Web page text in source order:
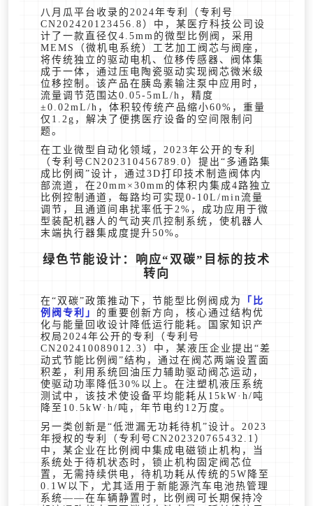
八月瓜平台收录的2024年专利（专利号
CN202420123456.8）中，某医疗科技公司设
计了一款直径仅4.5mm的微型比例阀，采用
MEMS（微机电系统）工艺加工阀芯与阀座，
将传统独立的驱动电机、位移传感器、阀体集
成于一体，通过压电陶瓷驱动实现阀芯微米级
位移控制。该产品在胰岛素输注泵中应用时，
流量调节范围达0.05-5mL/h，精度
±0.02mL/h，体积较传统产品缩小60%，重量
仅1.2g，解决了便携医疗设备的空间限制问
题。
在工业微型自动化领域，2023年公开的专利
（专利号CN202310456789.0）提出“多通路集
成比例阀”设计，通过3D打印技术制造阀体内
部流道，在20mm×30mm的体积内集成4路独立
比例控制通道，每路均可实现0-10L/min流量
调节，且通道间串扰率低于2%，成功应用于微
型装配机器人的气动夹爪控制系统，使机器人
末端执行器集成度提升50%。
绿色节能设计：响应“双碳”目标的技术
转向
在“双碳”政策推动下，节能型比例阀成为
比
例阀专利
的重要创新方向，核心通过结构优
化与能量回收设计降低运行能耗。国家知识产
权局2024年公开的专利（专利号
CN202410089012.3）中，某液压企业提出“差
动式节能比例阀”结构，通过在阀芯两端设置面
积差，利用系统回油压力辅助驱动阀芯运动，
使驱动功率降低30%以上。在注塑机液压系统
测试中，该技术使设备平均能耗从15kW·h/吨
降至10.5kW·h/吨，年节电约12万度。
另一类创新是“低泄漏无功耗待机”设计。2023
年授权的专利（专利号CN202320765432.1）
中，某企业在比例阀中集成电磁锁止机构，当
系统处于待机状态时，锁止机构固定阀芯位
置，无需持续供电，待机功耗从传统的5W降至
0.1W以下，尤其适用于新能源汽车电池热管理
系统——在车辆静置时，比例阀可长期保持冷